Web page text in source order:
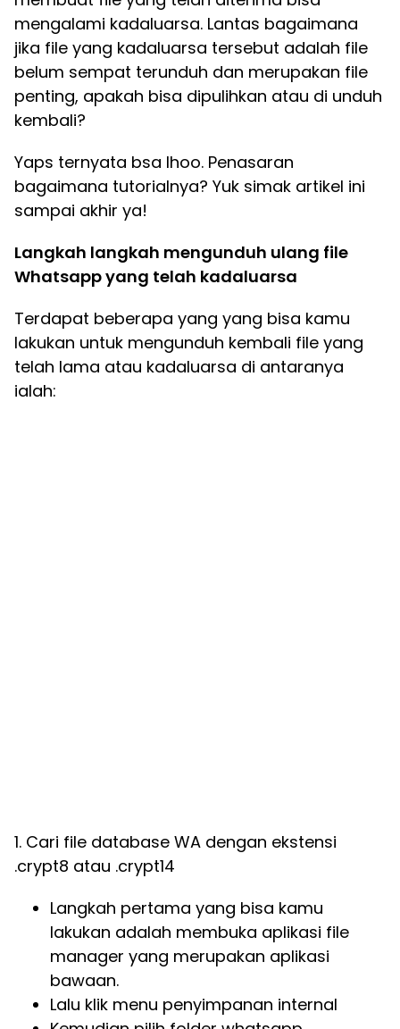
mengalami kadaluarsa. Lantas bagaimana
jika file yang kadaluarsa tersebut adalah file
belum sempat terunduh dan merupakan file
penting, apakah bisa dipulihkan atau di unduh
kembali?
Yaps ternyata bsa lhoo. Penasaran
bagaimana tutorialnya? Yuk simak artikel ini
sampai akhir ya!
Langkah langkah mengunduh ulang file
Whatsapp yang telah kadaluarsa
Terdapat beberapa yang yang bisa kamu
lakukan untuk mengunduh kembali file yang
telah lama atau kadaluarsa di antaranya
ialah:
1. Cari file database WA dengan ekstensi
.crypt8 atau .crypt14
Langkah pertama yang bisa kamu
lakukan adalah membuka aplikasi file
manager yang merupakan aplikasi
bawaan.
Lalu klik menu penyimpanan internal